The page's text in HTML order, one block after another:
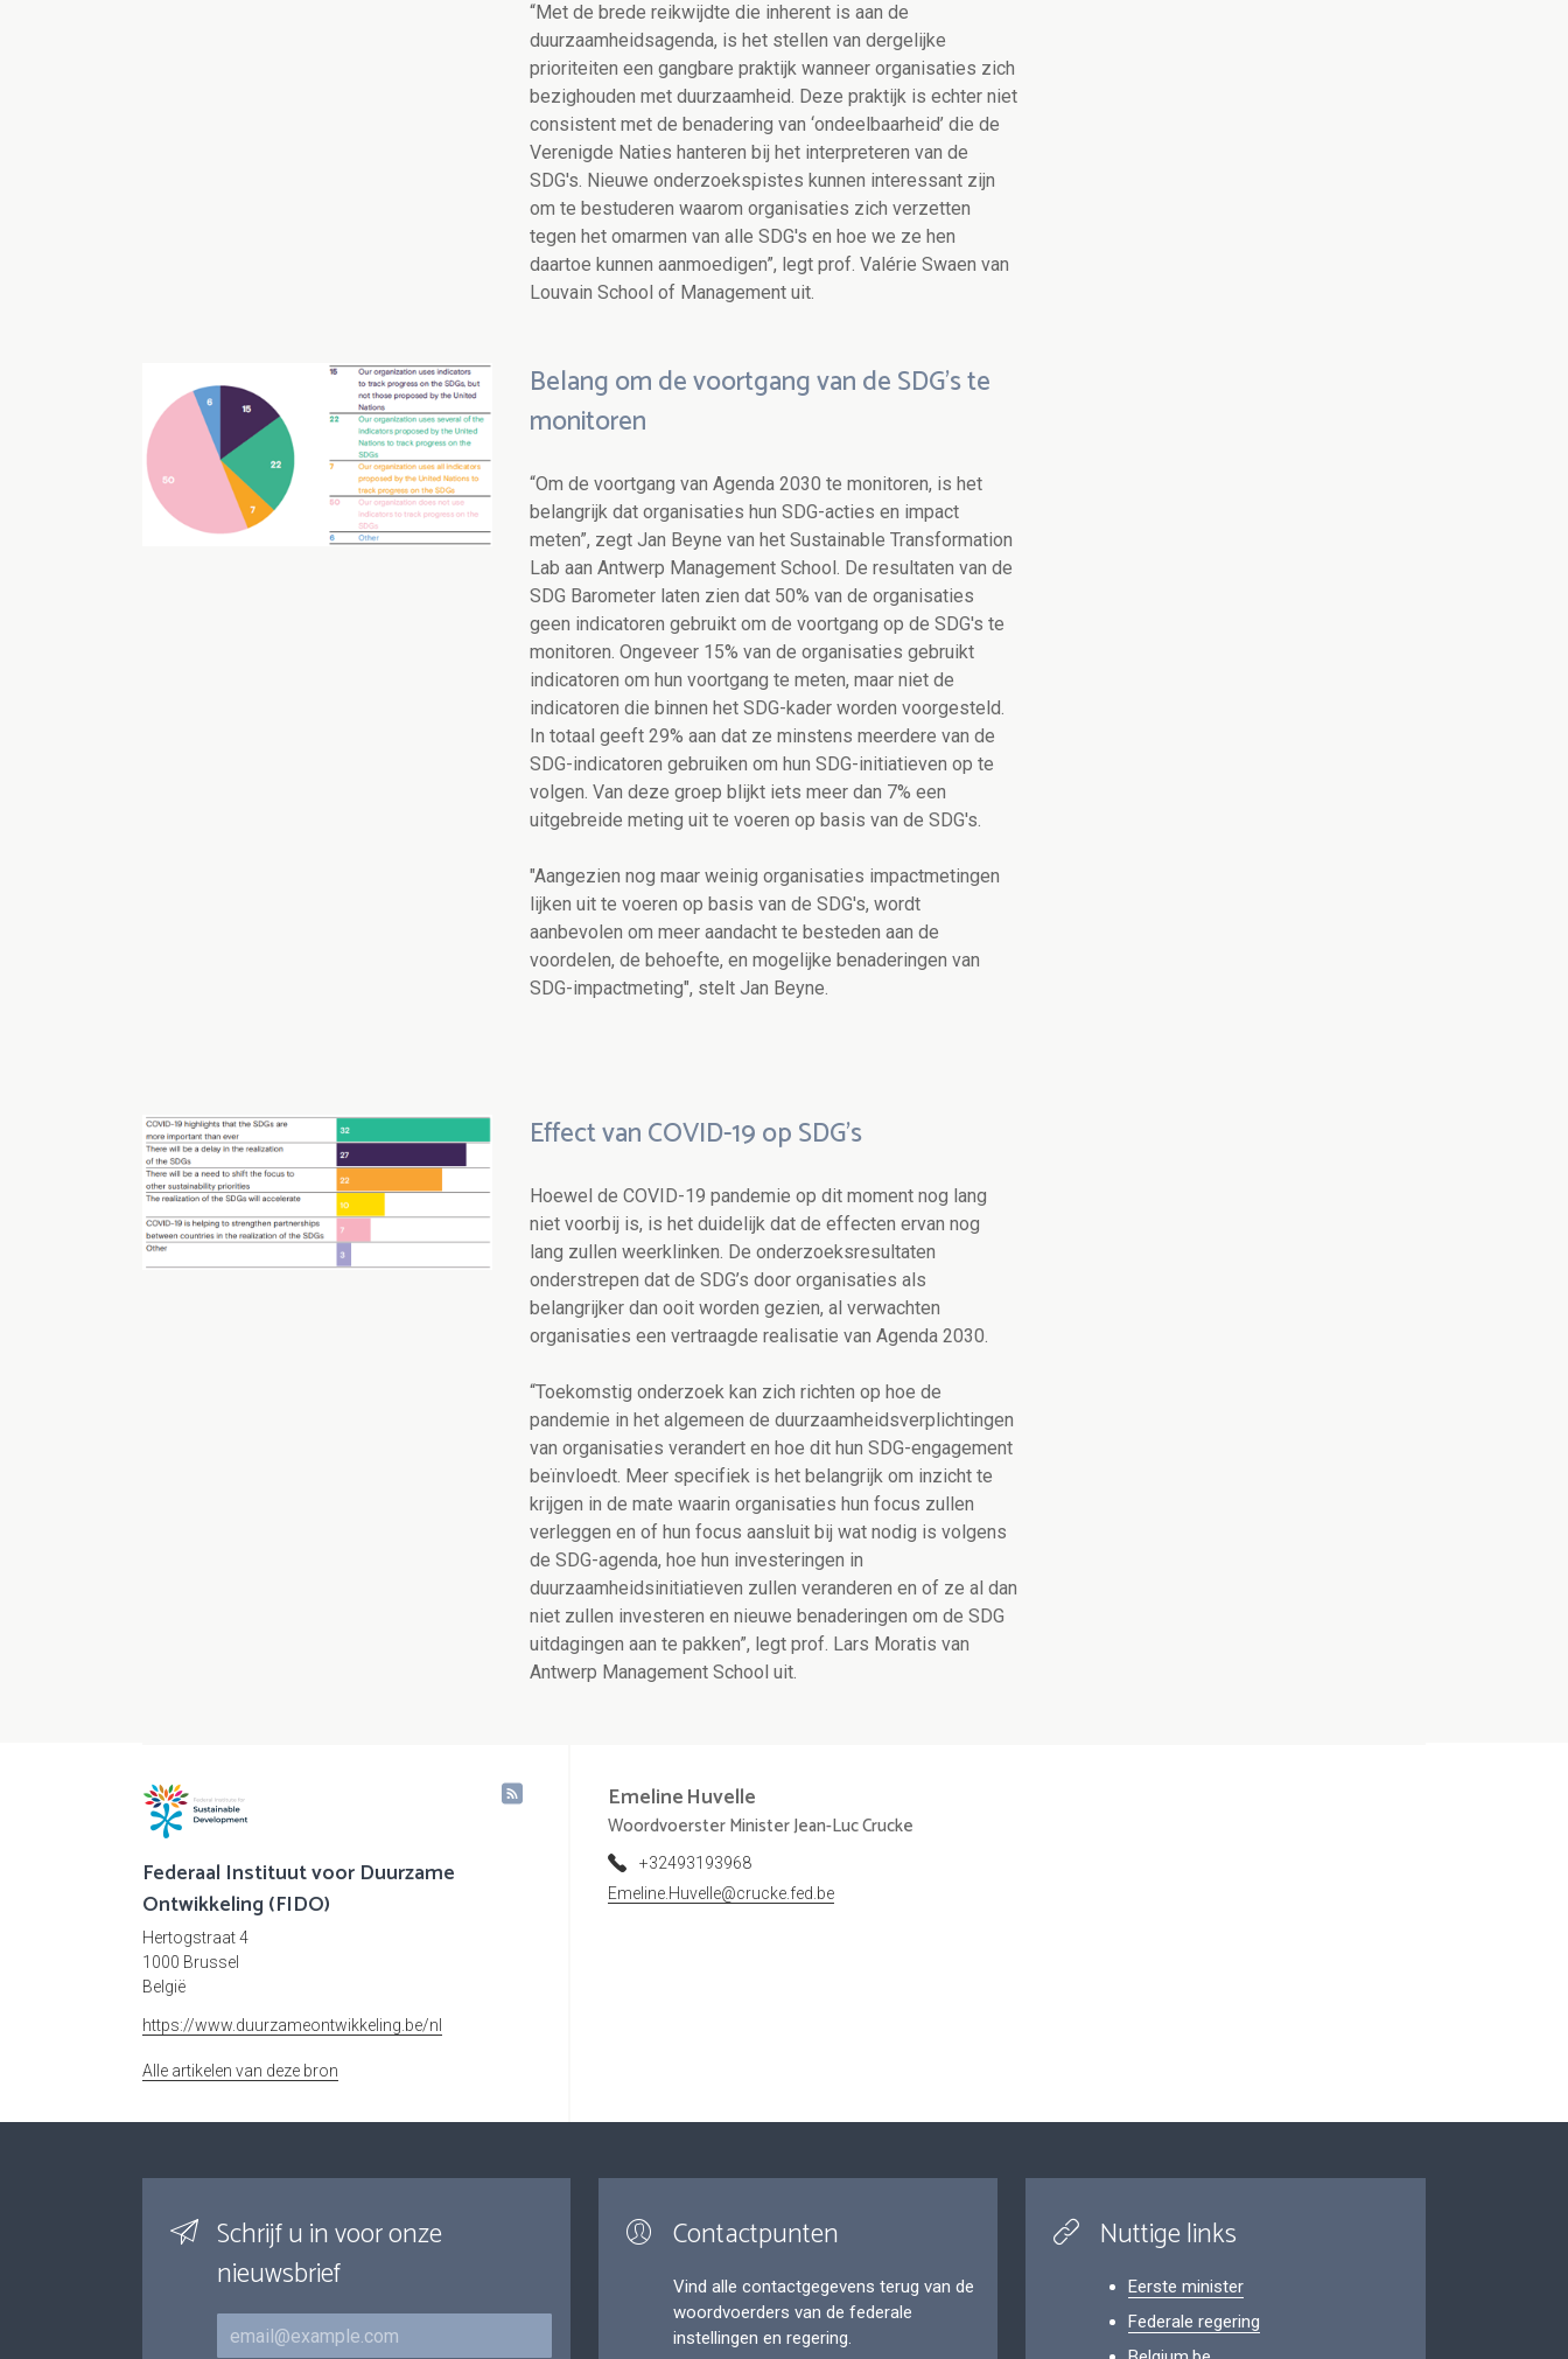
“Met de brede reikwijdte die inherent is aan de
duurzaamheidsagenda, is het stellen van dergelijke
prioriteiten een gangbare praktijk wanneer organisaties zich
bezighouden met duurzaamheid. Deze praktijk is echter niet
consistent met de benadering van ‘ondeelbaarheid’ die de
Verenigde Naties hanteren bij het interpreteren van de
SDG's. Nieuwe onderzoekspistes kunnen interessant zijn
om te bestuderen waarom organisaties zich verzetten
tegen het omarmen van alle SDG's en hoe we ze hen
daartoe kunnen aanmoedigen”, legt prof. Valérie Swaen van
Louvain School of Management uit.
Belang om de voortgang van de SDG's te
monitoren
“Om de voortgang van Agenda 2030 te monitoren, is het
belangrijk dat organisaties hun SDG-acties en impact
meten”, zegt Jan Beyne van het Sustainable Transformation
Lab aan Antwerp Management School. De resultaten van de
SDG Barometer laten zien dat 50% van de organisaties
geen indicatoren gebruikt om de voortgang op de SDG's te
monitoren. Ongeveer 15% van de organisaties gebruikt
indicatoren om hun voortgang te meten, maar niet de
indicatoren die binnen het SDG-kader worden voorgesteld.
In totaal geeft 29% aan dat ze minstens meerdere van de
SDG-indicatoren gebruiken om hun SDG-initiatieven op te
volgen. Van deze groep blijkt iets meer dan 7% een
uitgebreide meting uit te voeren op basis van de SDG's.
"Aangezien nog maar weinig organisaties impactmetingen
lijken uit te voeren op basis van de SDG's, wordt
aanbevolen om meer aandacht te besteden aan de
voordelen, de behoefte, en mogelijke benaderingen van
SDG-impactmeting", stelt Jan Beyne.
Effect van COVID-19 op SDG's
Hoewel de COVID-19 pandemie op dit moment nog lang
niet voorbij is, is het duidelijk dat de effecten ervan nog
lang zullen weerklinken. De onderzoeksresultaten
onderstrepen dat de SDG’s door organisaties als
belangrijker dan ooit worden gezien, al verwachten
organisaties een vertraagde realisatie van Agenda 2030.
“Toekomstig onderzoek kan zich richten op hoe de
pandemie in het algemeen de duurzaamheidsverplichtingen
van organisaties verandert en hoe dit hun SDG-engagement
beïnvloedt. Meer specifiek is het belangrijk om inzicht te
krijgen in de mate waarin organisaties hun focus zullen
verleggen en of hun focus aansluit bij wat nodig is volgens
de SDG-agenda, hoe hun investeringen in
duurzaamheidsinitiatieven zullen veranderen en of ze al dan
niet zullen investeren en nieuwe benaderingen om de SDG
uitdagingen aan te pakken”, legt prof. Lars Moratis van
Antwerp Management School uit.
Federaal Instituut voor Duurzame
Ontwikkeling (FIDO)
Hertogstraat 4
1000 Brussel
België
https://www.duurzameontwikkeling.be/nl
Alle artikelen van deze bron
EmelineHuvelle
Woordvoerster Minister Jean-Luc Crucke
+32493193968
Emeline.Huvelle@crucke.fed.be
Schrijf u in voor onze
nieuwsbrief
E-mail
Contactpunten
Vind alle contactgegevens terug van de
woordvoerders van de federale
instellingen en regering.
Nuttige links
Eerste minister
Federale regering